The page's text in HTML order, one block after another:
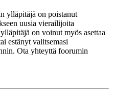
ylläpitäjä on poistanut
uusia vierailijoita
on voinut myös asettaa
estänyt valitsemasi
Ota yhteyttä foorumin